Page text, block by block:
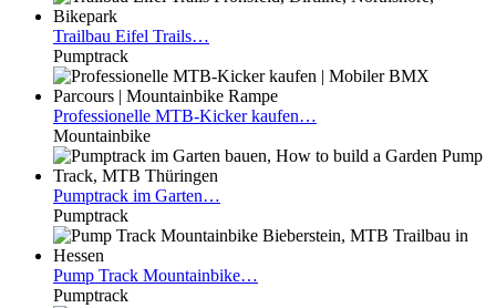
Trailbau Eifel Trails…
Pumptrack
Professionelle MTB-Kicker kaufen…
Mountainbike
Pumptrack im Garten…
Pumptrack
Pump Track Mountainbike…
Pumptrack